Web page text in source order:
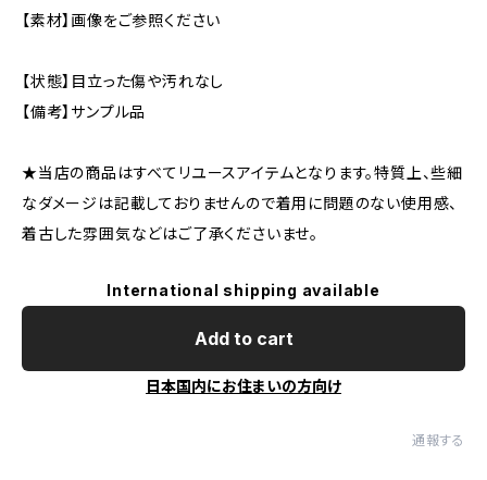
【素材】画像をご参照ください
【状態】目立った傷や汚れなし
【備考】サンプル品
★当店の商品はすべてリユースアイテムとなります。特質上、些細
なダメージは記載しておりませんので着用に問題のない使用感、
着古した雰囲気などはご了承くださいませ。
International shipping available
Add to cart
日本国内にお住まいの方向け
通報する